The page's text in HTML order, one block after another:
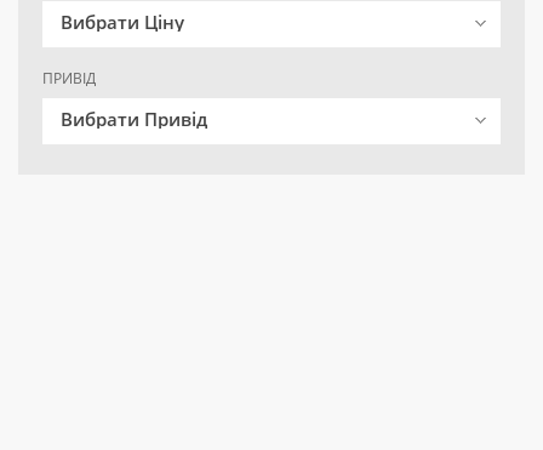
Вибрати Ціну
ПРИВІД
Вибрати Привід